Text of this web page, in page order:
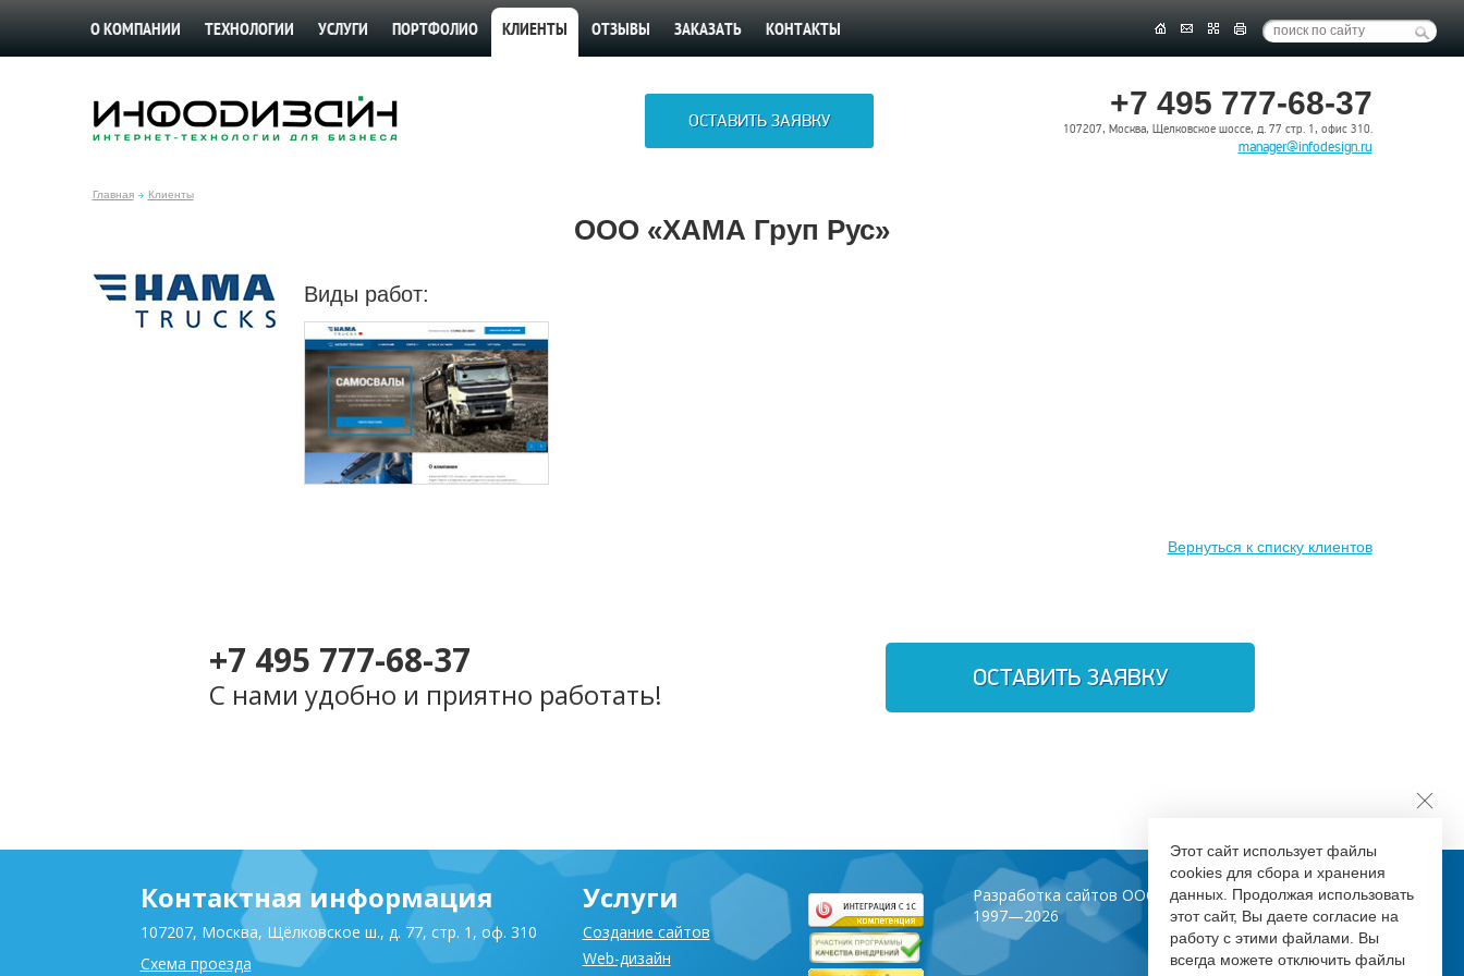
О КОМПАНИИ ТЕХНОЛОГИИ УСЛУГИ ПОРТФОЛИО КЛИЕНТЫ ОТЗЫВЫ ЗАКАЗАТЬ КОНТАКТЫ
+7 495 777-68-37
107207, Москва, Щелковское шоссе, д. 77 стр. 1, офис 310.
manager@infodesign.ru
ОСТАВИТЬ ЗАЯВКУ
Главная Клиенты
ООО «ХАМА Груп Рус»
Виды работ:
Вернуться к списку клиентов
+7 495 777-68-37
С нами удобно и приятно работать! ОСТАВИТЬ ЗАЯВКУ
Контактная информация
107207, Москва, Щёлковское ш., д. 77, стр. 1, оф. 310
Схема проезда
Услуги
Создание сайтов
Web-дизайн
Разработка сайтов ООО «Инфодизайн»
1997—2026
Этот сайт использует файлы
cookies для сбора и хранения
данных. Продолжая использовать
этот сайт, Вы даете согласие на
работу с этими файлами. Вы
всегда можете отключить файлы